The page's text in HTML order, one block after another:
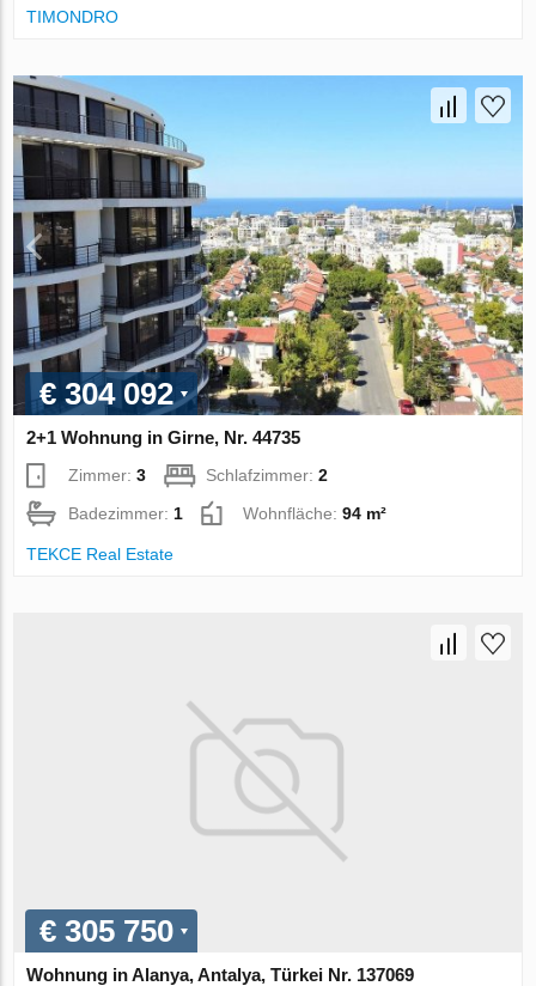
TIMONDRO
€ 304 092
2+1 Wohnung in Girne, Nr. 44735
Zimmer:3 Schlafzimmer:2
Badezimmer: 1 Wohnfläche:94 m²
TEKCE Real Estate
€ 305 750
Wohnung in Alanya, Antalya, Türkei Nr. 137069